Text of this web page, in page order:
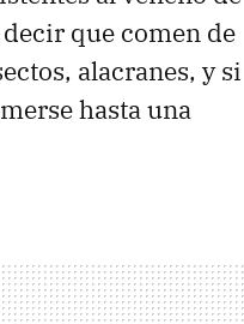
que comen de
alacranes, y si
hasta una